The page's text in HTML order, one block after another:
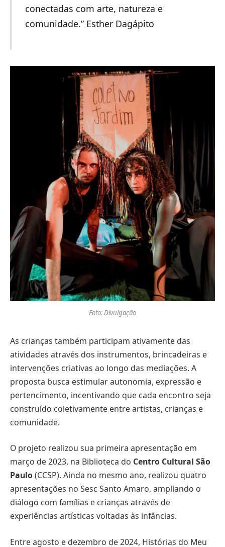
conectadas com arte, natureza e
comunidade.” Esther Dagápito
Foto: Divulgação
As crianças também participam ativamente das
atividades através dos instrumentos, brincadeiras e
intervenções criativas ao longo das mediações. A
proposta busca estimular autonomia, expressão e
pertencimento, incentivando que cada encontro seja
construído coletivamente entre artistas, crianças e
comunidade.
O projeto realizou sua primeira apresentação em
março de 2023, na Biblioteca do Centro Cultural São
Paulo(CCSP). Ainda no mesmo ano, realizou quatro
apresentações no Sesc Santo Amaro, ampliando o
diálogo com famílias e crianças através de
experiências artísticas voltadas às infâncias.
Entre agosto e dezembro de 2024, Histórias do Meu